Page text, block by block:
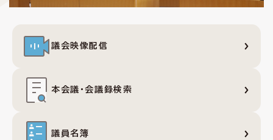
議会映像配信
本会議・会議録検索
議員名簿